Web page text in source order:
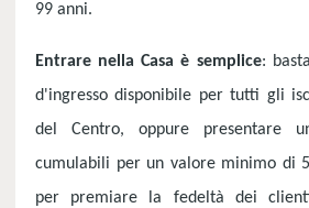
99 anni.
Entrare nella Casa è semplice:
d'ingresso disponibile per tutti gli
del Centro, oppure presentare
cumulabili per un valore minimo di
per premiare la fedeltà dei